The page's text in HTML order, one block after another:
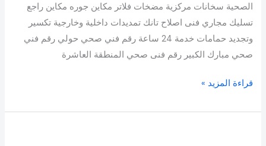
الصحية سخانات مركزية مضخات فلاتر مكاين جوره مكاين راجع
تسليك مجاري فنى اصلاح تانك تمديدات داخلية وخارجية تكسير
وتجديد حمامات خدمة 24 ساعة رقم فني صحي حولي رقم فني
صحي مبارك الكبير رقم فنى صحي المنطقة العاشرة
قراءة المزيد »